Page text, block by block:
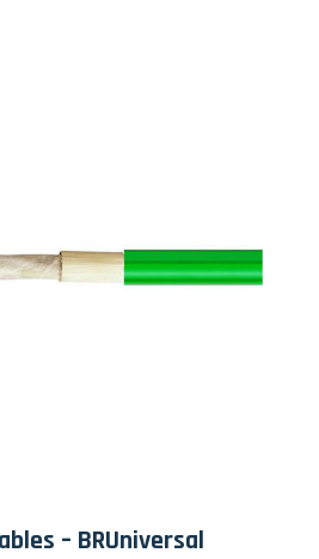
– BRUniversal